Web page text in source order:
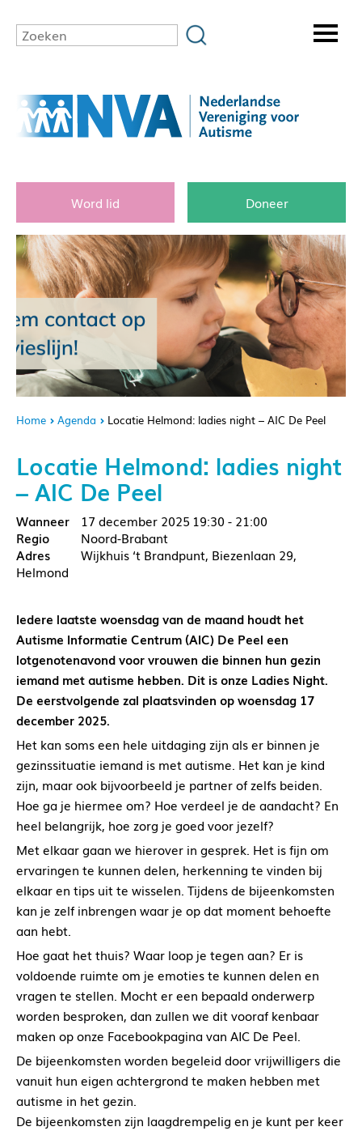
Word lid Doneer
Home Agenda Locatie Helmond: ladies night – AIC De Peel
Locatie Helmond: ladies night
– AIC De Peel
17 december 2025 19:30 - 21:00
Noord-Brabant
Wijkhuis ‘t Brandpunt, Biezenlaan 29,
Helmond
Iedere laatste woensdag van de maand houdt het
Autisme Informatie Centrum (AIC) De Peel een
lotgenotenavond voor vrouwen die binnen hun gezin
iemand met autisme hebben. Dit is onze Ladies Night.
De eerstvolgende zal plaatsvinden op woensdag 17
december 2025.
Het kan soms een hele uitdaging zijn als er binnen je
gezinssituatie iemand is met autisme. Het kan je kind
zijn, maar ook bijvoorbeeld je partner of zelfs beiden.
Hoe ga je hiermee om? Hoe verdeel je de aandacht? En
heel belangrijk, hoe zorg je goed voor jezelf?
Met elkaar gaan we hierover in gesprek. Het is fijn om
ervaringen te kunnen delen, herkenning te vinden bij
elkaar en tips uit te wisselen. Tijdens de bijeenkomsten
kan je zelf inbrengen waar je op dat moment behoefte
aan hebt.
Hoe gaat het thuis? Waar loop je tegen aan? Er is
voldoende ruimte om je emoties te kunnen delen en
vragen te stellen. Mocht er een bepaald onderwerp
worden besproken, dan zullen we dit vooraf kenbaar
maken op onze Facebookpagina van AIC De Peel.
De bijeenkomsten worden begeleid door vrijwilligers die
vanuit hun eigen achtergrond te maken hebben met
autisme in het gezin.
De bijeenkomsten zijn laagdrempelig en je kunt per keer